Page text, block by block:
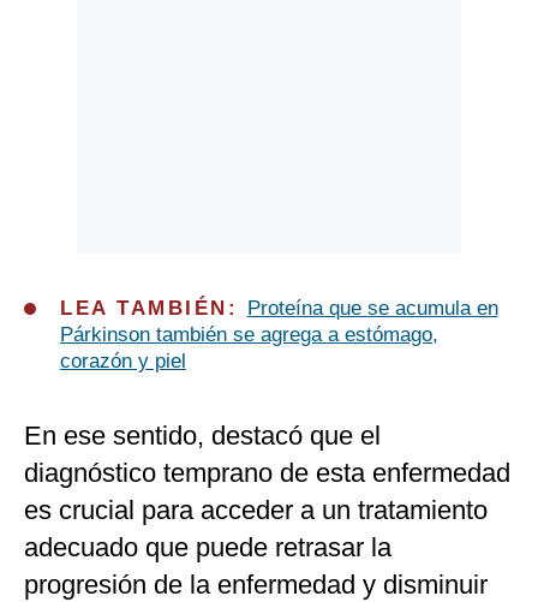
LEA TAMBIÉN:
Proteína que se acumula en
Párkinson también se agrega a estómago,
corazón y piel
En ese sentido, destacó que el
diagnóstico temprano de esta enfermedad
es crucial para acceder a un tratamiento
adecuado que puede retrasar la
progresión de la enfermedad y disminuir